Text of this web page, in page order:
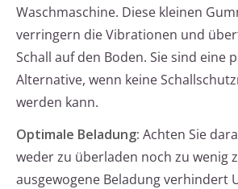
Waschmaschine. Diese kleinen
verringern die Vibrationen und
Schall auf den Boden. Sie sind eine
Alternative, wenn keine
werden kann.
Optimale Beladung: Achten Sie
weder zu überladen noch zu wenig
ausgewogene Beladung verhindert